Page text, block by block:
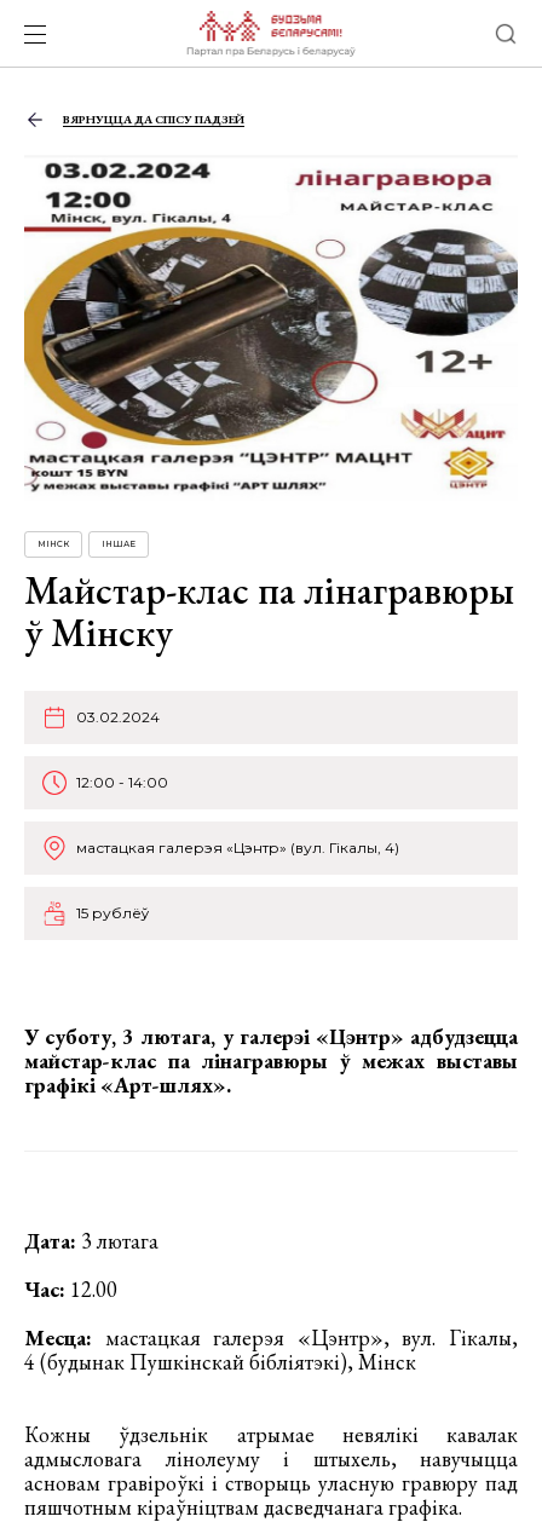
ВЯРНУЦЦА ДА СПІСУ ПАДЗЕЙ
МІНСК ІНШАЕ
Майстар-клас па лінагравюры
ў Мінску
03.02.2024
12:00 - 14:00
мастацкая галерэя «Цэнтр» (вул. Гікалы, 4)
15 рублёў
У суботу, 3 лютага, у галерэі «Цэнтр» адбудзецца
майстар-клас па лінагравюры ў межах выставы
графікі «Арт-шлях».
Дата: 3 лютага
Час: 12.00
Месца: мастацкая галерэя «Цэнтр», вул. Гікалы,
4 (будынак Пушкінскай бібліятэкі), Мінск
Кожны ўдзельнік атрымае невялікі кавалак
адмысловага лінолеуму і штыхель, навучыцца
асновам гравіроўкі і створыць уласную гравюру пад
пяшчотным кіраўніцтвам дасведчанага графіка.